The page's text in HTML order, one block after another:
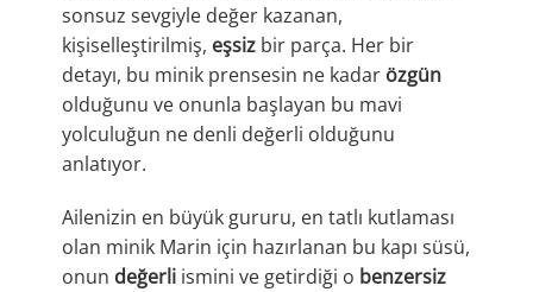
sonsuz sevgiyle değer kazanan,
kişiselleştirilmiş, eşsizbir parça. Her bir
detayı, bu minik prensesin ne kadar özgün
olduğunu ve onunla başlayan bu mavi
yolculuğun ne denli değerli olduğunu
anlatıyor.
Ailenizin en büyük gururu, en tatlı kutlaması
olan minik Marin için hazırlanan bu kapı süsü,
onun değerliismini ve getirdiği o benzersiz